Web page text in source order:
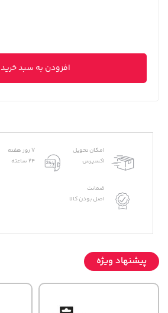
افزودن به سبد خرید
امکان تحویل
اکسپرس
7 روز هفته
24 ساعته
ضمانت
اصل بودن کالا
پیشنهاد ویژه